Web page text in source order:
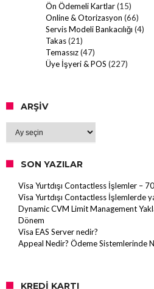
Ön Ödemeli Kartlar(15)
Online & Otorizasyon (66)
Servis Modeli Bankacılığı (4)
Takas(21)
Temassız(47)
Üye İşyeri & POS (227)
ARŞIV
SON YAZILAR
Visa Yurtdışı Contactless İşlemler –
Visa Yurtdışı Contactless İşlemlerde
Dynamic CVM Limit Management
Dönem
Visa EAS Server nedir?
Appeal Nedir? Ödeme Sistemlerinde
KREDI KARTI